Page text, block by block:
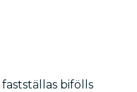
bifölls